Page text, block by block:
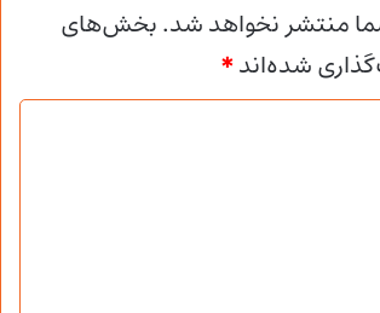
منتشر نخواهد شد.بخش‌های
شده‌اند*